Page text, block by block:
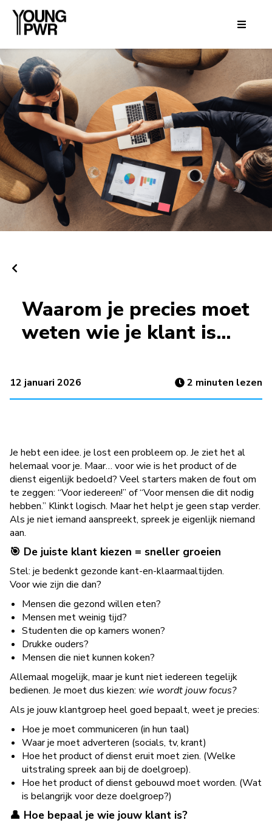
Waarom je precies moet
weten wie je klant is…
12 januari 2026 2 minuten lezen
Je hebt een idee. je lost een probleem op. Je ziet het al
helemaal voor je. Maar… voor wie is het product of de
dienst eigenlijk bedoeld? Veel starters maken de fout om
te zeggen: “Voor iedereen!” of “Voor mensen die dit nodig
hebben.” Klinkt logisch. Maar het helpt je geen stap verder.
Als je niet iemand aanspreekt, spreek je eigenlijk niemand
aan.
🎯 De juiste klant kiezen = sneller groeien
Stel: je bedenkt gezonde kant-en-klaarmaaltijden.
Voor wie zijn die dan?
Mensen die gezond willen eten?
Mensen met weinig tijd?
Studenten die op kamers wonen?
Drukke ouders?
Mensen die niet kunnen koken?
Allemaal mogelijk, maar je kunt niet iedereen tegelijk
bedienen. Je moet dus kiezen: wie wordt jouw focus?
Als je jouw klantgroep heel goed bepaalt, weet je precies:
Hoe je moet communiceren (in hun taal)
Waar je moet adverteren (socials, tv, krant)
Hoe het product of dienst eruit moet zien. (Welke
uitstraling spreek aan bij de doelgroep).
Hoe het product of dienst gebouwd moet worden. (Wat
is belangrijk voor deze doelgroep?)
👤 Hoe bepaal je wie jouw klant is?